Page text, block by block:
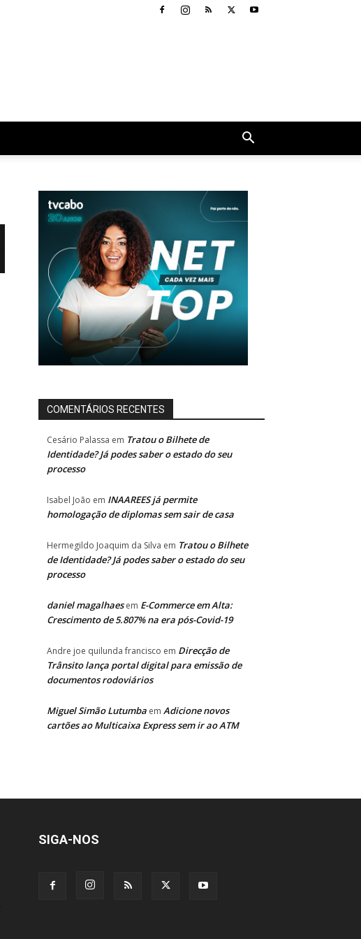
COMENTÁRIOS RECENTES
Cesário Palassa em Tratou o Bilhete de
Identidade? Já podes saber o estado do seu
processo
Isabel João em INAAREES já permite
homologação de diplomas sem sair de casa
Hermegildo Joaquim da Silva em Tratou o Bilhete
de Identidade? Já podes saber o estado do seu
processo
daniel magalhaesem E-Commerce em Alta:
Crescimento de 5.807% na era pós-Covid-19
Andre joe quilunda francisco em Direcção de
Trânsito lança portal digital para emissão de
documentos rodoviários
Miguel Simão Lutumba em Adicione novos
cartões ao Multicaixa Express sem ir ao ATM
SIGA-NOS